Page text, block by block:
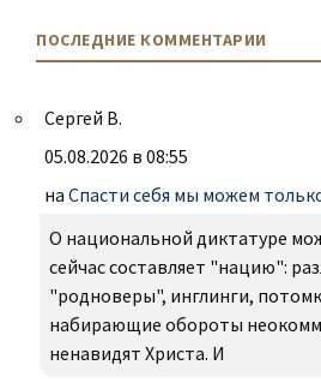
ПОСЛЕДНИЕ КОММЕНТАРИИ
Сергей В.
05.08.2026 в 08:55
на Спасти себя мы можем
О национальной диктатуре
сейчас составляет "нацию":
"родноверы", инглинги,
набирающие обороты
ненавидят Христа. И